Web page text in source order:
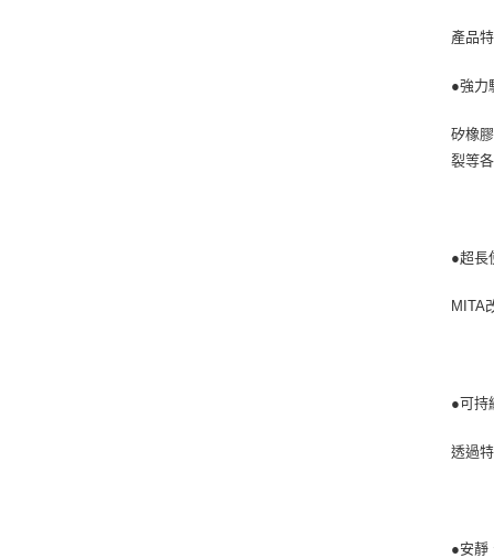
產品
●強力
矽橡
裂等
●超長
MITA
●可持
透過
●安靜